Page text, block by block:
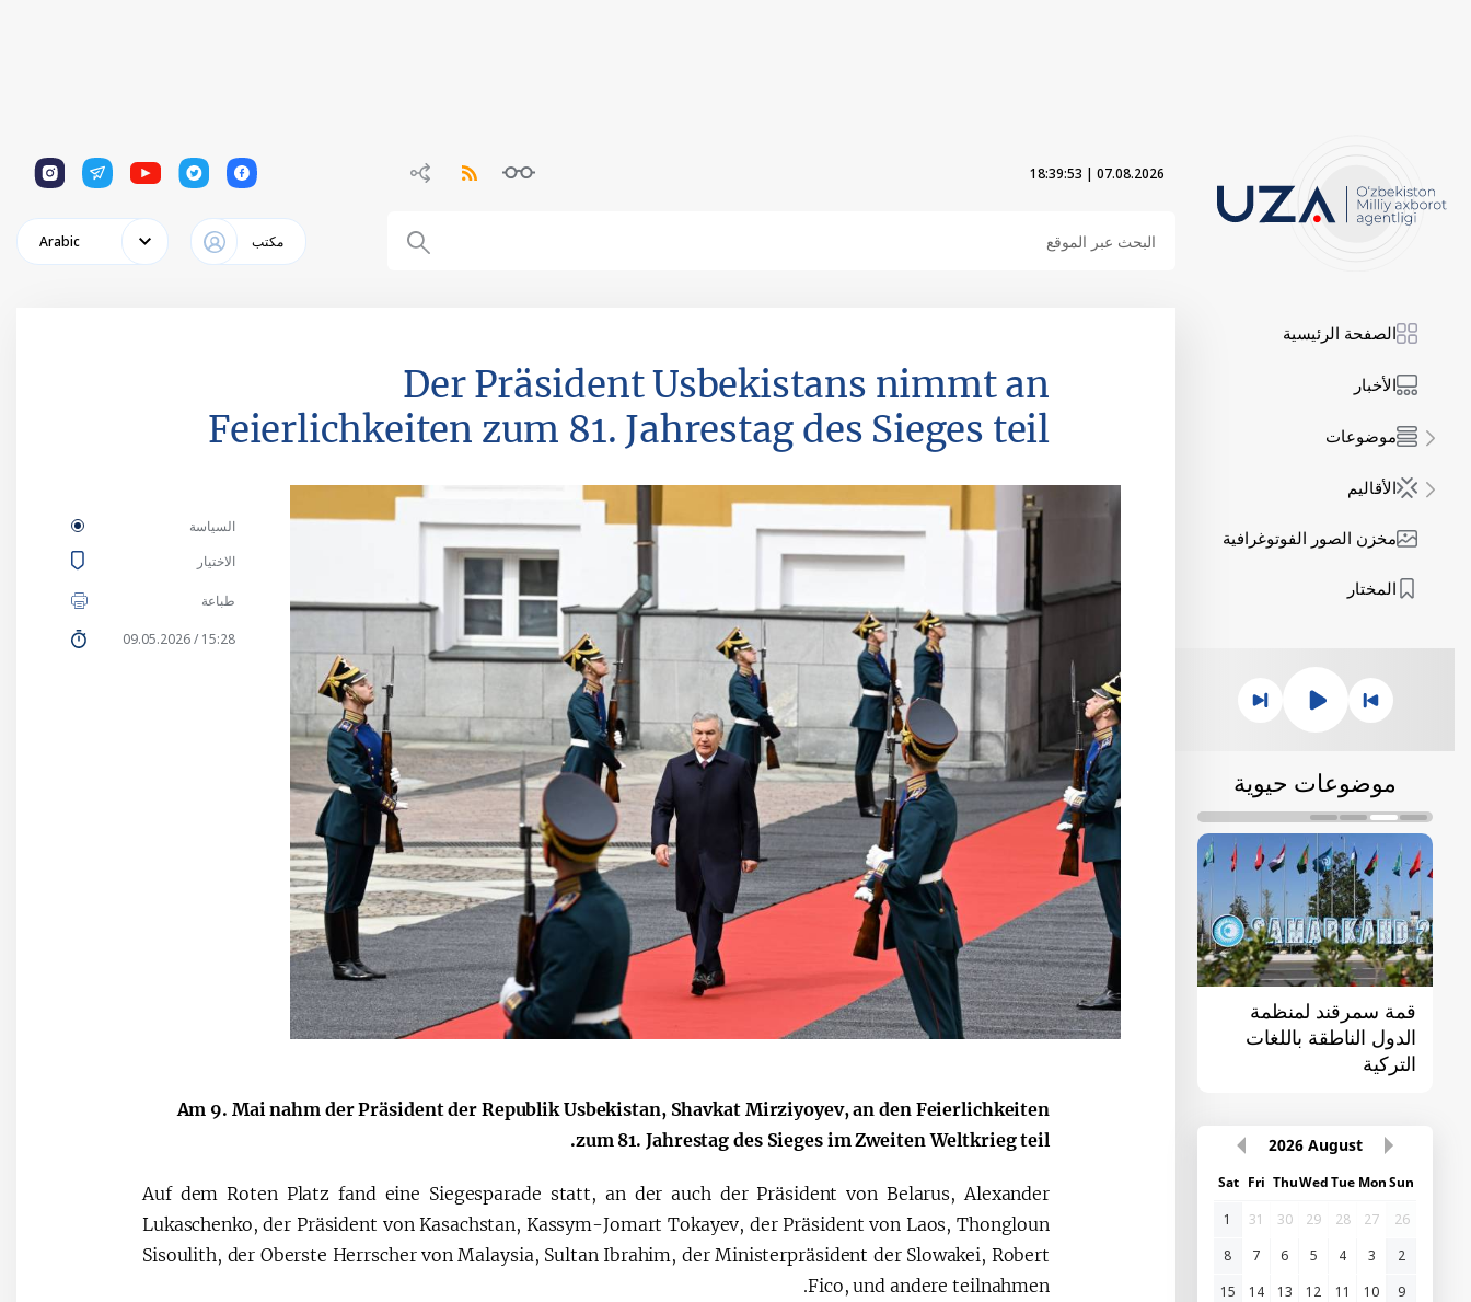
07.08.2026
|
18:39:55
1
1
1
1
1
مكتب Arabic
الصفحة الرئيسية
الأخبار
موضوعات
الأقاليم
مخزن الصور الفوتوغرافية
المختار
موضوعات حيوية
قمة سمرقند لمنظمة
الدول الناطقة باللغات
التركية
القمة الأولى "آسيا
الوسطى - الصين"
الإصلاحات الدستورية
August
2026
Sun
Mon
Tue
Wed
Thu
Fri
Sat
26
27
28
29
30
31
1
2
3
4
5
6
7
8
9
10
11
12
13
14
15
Der Präsident Usbekistans nimmt an
Feierlichkeiten zum 81. Jahrestag des Sieges teil
السياسة
الاختيار
طباعة
15:28 / 09.05.2026
Am 9. Mai nahm der Präsident der Republik Usbekistan, Shavkat Mirziyoyev, an den Feierlichkeiten
zum 81. Jahrestag des Sieges im Zweiten Weltkrieg teil.
Auf dem Roten Platz fand eine Siegesparade statt, an der auch der Präsident von Belarus, Alexander
Lukaschenko, der Präsident von Kasachstan, Kassym-Jomart Tokayev, der Präsident von Laos, Thongloun
Sisoulith, der Oberste Herrscher von Malaysia, Sultan Ibrahim, der Ministerpräsident der Slowakei, Robert
Fico, und andere teilnahmen.